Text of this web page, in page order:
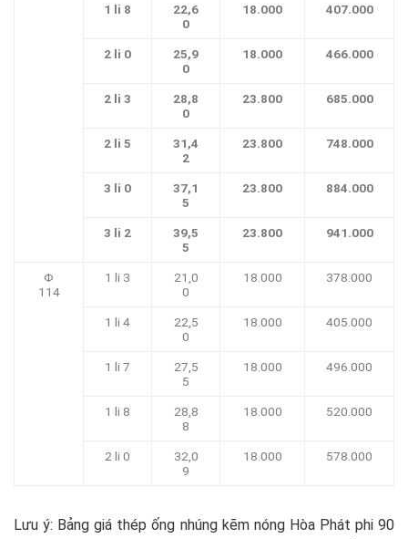
1 li 8
22,6
0
18.000 407.000
2 li 0
25,9
0
18.000 466.000
2 li 3
28,8
0
23.800 685.000
2 li 5
31,4
2
23.800 748.000
3 li 0
37,1
5
23.800 884.000
3 li 2
39,5
5
23.800 941.000
Φ
114
1 li 3
21,0
0
18.000 378.000
1 li 4
22,5
0
18.000 405.000
1 li 7
27,5
5
18.000 496.000
1 li 8
28,8
8
18.000 520.000
2 li 0
32,0
9
18.000 578.000
Lưu ý: Bảng giá thép ống nhúng kẽm nóng Hòa Phát phi 90